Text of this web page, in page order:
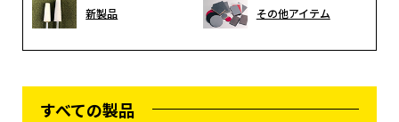
新製品 その他アイテム
すべての製品